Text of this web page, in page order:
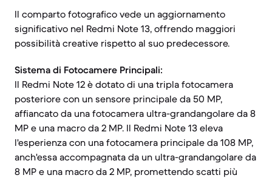
Il comparto fotografico vede un aggiornamento
significativo nel Redmi Note 13, offrendo maggiori
possibilità creative rispetto al suo predecessore.
Sistema di Fotocamere Principali:
Il Redmi Note 12 è dotato di una tripla fotocamera
posteriore con un sensore principale da 50 MP,
affiancato da una fotocamera ultra-grandangolare da 8
MP e una macro da 2 MP. Il Redmi Note 13 eleva
l'esperienza con una fotocamera principale da 108 MP,
anch'essa accompagnata da un ultra-grandangolare da
8 MP e una macro da 2 MP, promettendo scatti più